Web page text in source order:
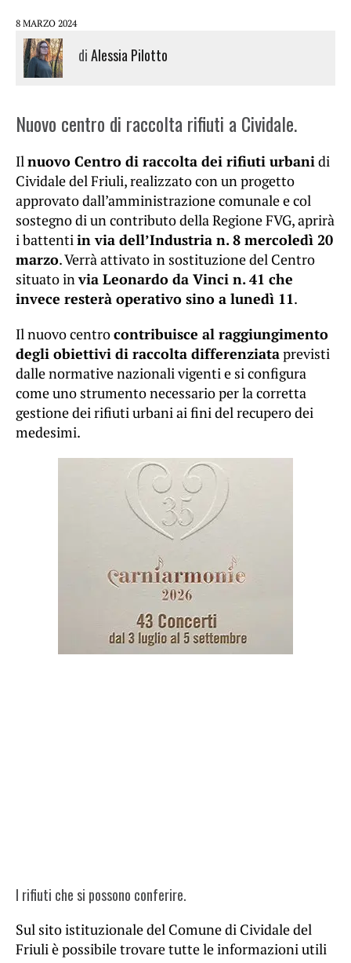
8 MARZO 2024
diAlessia Pilotto
Nuovo centro di raccolta rifiuti a Cividale.
Ilnuovo Centro di raccolta dei rifiuti urbanidi
Cividale del Friuli, realizzato con un progetto
approvato dall’amministrazione comunale e col
sostegno di un contributo della Regione FVG, aprirà
i battentiin via dell’Industria n. 8 mercoledì 20
marzo. Verrà attivato in sostituzione del Centro
situato invia Leonardo da Vinci n. 41 che
invece resterà operativo sino a lunedì 11.
Il nuovo centrocontribuisce al raggiungimento
degli obiettivi di raccolta differenziataprevisti
dalle normative nazionali vigenti e si configura
come uno strumento necessario per la corretta
gestione dei rifiuti urbani ai fini del recupero dei
medesimi.
I rifiuti che si possono conferire.
Sul sito istituzionale del Comune di Cividale del
Friuli è possibile trovare tutte le informazioni utili